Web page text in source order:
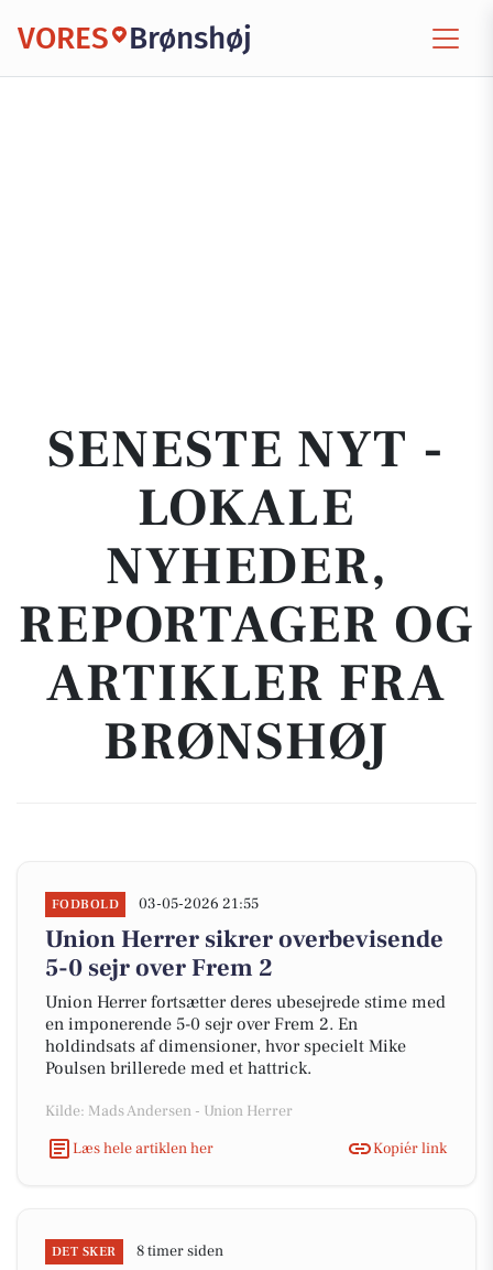
VORES Brønshøj
SENESTE NYT -
LOKALE
NYHEDER,
REPORTAGER OG
ARTIKLER FRA
BRØNSHØJ
FODBOLD 03-05-2026 21:55
Union Herrer sikrer overbevisende
5-0 sejr over Frem 2
Union Herrer fortsætter deres ubesejrede stime med
en imponerende 5-0 sejr over Frem 2. En
holdindsats af dimensioner, hvor specielt Mike
Poulsen brillerede med et hattrick.
Kilde: Mads Andersen - Union Herrer
Læs hele artiklen her
Kopiér link
DET SKER 8 timer siden